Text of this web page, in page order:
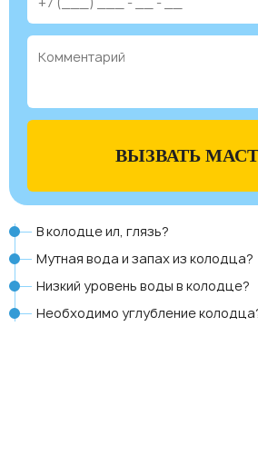
ВЫЗВАТЬ
В колодце ил, глязь?
Мутная вода и запах из колодца?
Низкий уровень воды в колодце?
Необходимо углубление